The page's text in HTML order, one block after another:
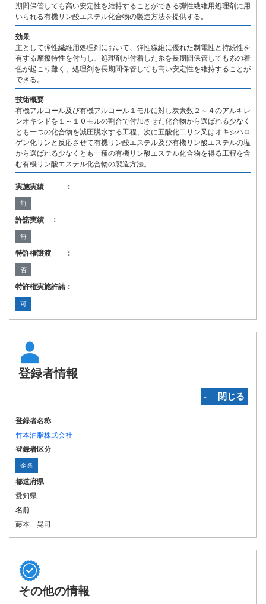
期間保管しても高い安定性を維持することができる弾性繊維用処理剤に用
いられる有機リン酸エステル化合物の製造方法を提供する。
効果
主として弾性繊維用処理剤において、弾性繊維に優れた制電性と持続性を
有する摩擦特性を付与し、処理剤が付着した糸を長期間保管しても糸の着
色が起こり難く、処理剤を長期間保管しても高い安定性を維持することが
できる。
技術概要
有機アルコール及び有機アルコール１モルに対し炭素数２～４のアルキレ
ンオキシドを１～１０モルの割合で付加させた化合物から選ばれる少なく
とも一つの化合物を減圧脱水する工程、次に五酸化二リン又はオキシハロ
ゲン化リンと反応させて有機リン酸エステル及び有機リン酸エステルの塩
から選ばれる少なくとも一種の有機リン酸エステル化合物を得る工程を含
む有機リン酸エステル化合物の製造方法。
実施実績 ：
無
許諾実績 ：
無
特許権譲渡 ：
否
特許権実施許諾：
可
登録者情報
‐ 閉じる
登録者名称
竹本油脂株式会社
登録者区分
企業
都道府県
愛知県
名前
藤本 晃司
その他の情報